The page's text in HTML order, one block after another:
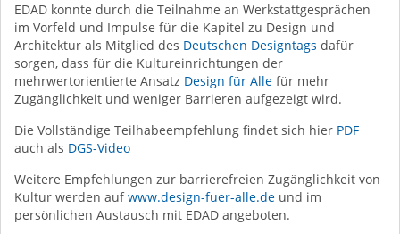
EDAD konnte durch die Teilnahme an Werkstattgesprächen
im Vorfeld und Impulse für die Kapitel zu Design und
Architektur als Mitglied des Deutschen Designtags dafür
sorgen, dass für die Kultureinrichtungen der
mehrwertorientierte Ansatz Design für Alle für mehr
Zugänglichkeit und weniger Barrieren aufgezeigt wird.
Die Vollständige Teilhabeempfehlung findet sich hier PDF
auch als DGS-Video
Weitere Empfehlungen zur barrierefreien Zugänglichkeit von
Kultur werden aufwww.design-fuer-alle.de und im
persönlichen Austausch mit EDAD angeboten.